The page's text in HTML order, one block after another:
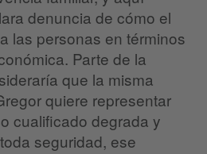
denuncia de cómo el
las personas en términos
Parte de la
que la misma
quiere representar
cualificado degrada y
seguridad, ese